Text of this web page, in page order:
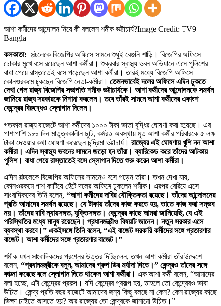
আশা কর্মীদের আন্দোলন নিয়ে কী বললেন শমীক ভট্টাচার্য?Image Credit: TV9
Bangla
কলকাতা: সল্টলেকে বিজেপির অফিসে সামনে শুধুই বেগুনি শাড়ি। বিজেপির অফিসে
ঢোকার মুখে বসে রয়েছেন আশা কর্মীরা। শুক্রবার স্বাস্থ্য ভবন অভিযানে এসে পুলিশের
বাধা পেয়ে রাস্তাতেই বসে পড়েছেন আশা কর্মীরা। তারই মধ্যে বিজেপি অফিসে
কোনওরকমে ঢুকছেন বিজেপি নেতা-কর্মীরা। তেমনভাবেই দলের অফিসে এদিন ঢুকতে
দেখা গেল রাজ্য বিজেপির সভাপতি শমীক ভট্টাচার্যকে। আশা কর্মীদের আন্দোলনকে সমর্থন
জানিয়ে রাজ্য সরকারকে নিশানা করলেন। তবে তাঁরই সামনে আশা কর্মীদের একাংশ
কেন্দ্রের বিরুদ্ধেও স্লোগান দিলেন।
গতকাল রাজ্য বাজেটে আশা কর্মীদের ১০০০ টাকা ভাতা বৃদ্ধির ঘোষণা করা হয়েছে। এর
পাশাপাশি ১৮০ দিন মাতৃত্বকালীন ছুটি, কর্মরত অবস্থায় মৃত আশা কর্মীর পরিবারকে ৫ লক্ষ
টাকা দেওয়ার কথা ঘোষণা করেছেন চন্দ্রিমা ভট্টাচার্য। রাজ্যের এই ঘোষণায় খুশি নন আশা
কর্মীরা। এদিন স্বাস্থ্য ভবনের সামনে জড়ো হন তাঁরা। ব্যারিকেড করে তাঁদের আটকায়
পুলিশ। বাধা পেয়ে রাস্তাতেই বসে স্লোগান দিতে শুরু করেন আশা কর্মীরা।
এদিন সল্টলেকে বিজেপির অফিসের সামনেও বসে পড়েন তাঁরা। তখন দেখা যায়,
কোনওরকমে পাশ কাটিয়ে হেঁটে দলের অফিসে ঢুকলেন শমীক। এরপর বেরিয়ে এসে
সাংবাদিকদের তিনি বলেন, “আশা কর্মীদের দাবির যৌক্তিকতা রয়েছে। তাঁদের আন্দোলনের
প্রতি আমাদের সমর্থন রয়েছে। যে টাকায় তাঁদের কাজ করতে হয়, তাতে কাজ করা সম্ভব
নয়। তাঁদের দাবি ন্যায়সঙ্গত, যুক্তিসঙ্গত। কেন্দ্রের কাছে আমরা জানিয়েছি, যে এই
পরিস্থিতির মধ্যে মানুষ রয়েছেন। প্রধানমন্ত্রীও বিষয়টি জানেন। নতুন সরকার এসে
ব্যবস্থা করবে।” একইসঙ্গে তিনি বলেন, “এই বাজেট সরকারি কর্মীদের সঙ্গে প্রতারণার
বাজেট। আশা কর্মীদের সঙ্গে প্রতারণার বাজেট।”
শমীক যখন সাংবাদিকদের প্রশ্নের উত্তর দিচ্ছিলেন, তখন আশা কর্মীরা তাঁর উদ্দেশে
বলেন, “প্রধানমন্ত্রীকে বলুন, আমাদের গ্রুপ ডির মর্যাদা দিতে।” কেন্দ্রও তাঁদের সঙ্গে
বঞ্চনা করেছে বলে স্লোগান দিতে থাকেন আশা কর্মীরা। এক আশা কর্মী বলেন, “আমাদের
বলা হচ্ছে, এটা কেন্দ্রের প্রকল্প। যদি কেন্দ্রের প্রকল্প হয়, তাহলে তো কেন্দ্রেরও ভাবা
উচিত। কেন্দ্র প্রতি বছর বাজেটে আমাদের জন্য কিছু বলছে না কেন? কেন রাজ্যের কাছে
ভিক্ষা চাইতে আসতে হয়? আর রাজ্যের তো কেন্দ্রকে জানানো উচিত।”